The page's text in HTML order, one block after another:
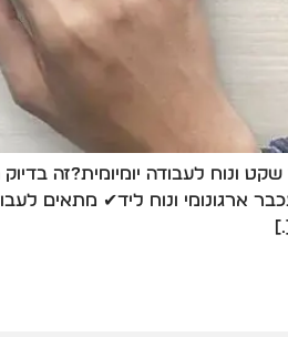
ונוח לעבודה יומיומית?זה
ונוח ליד✔ מתאים